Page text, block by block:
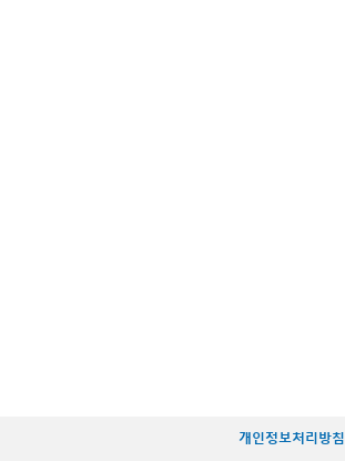
개인정보처리방침